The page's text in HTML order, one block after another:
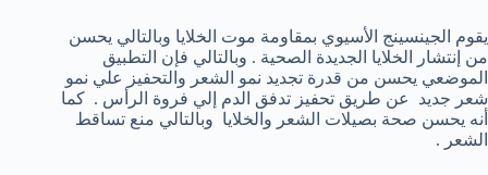
يقوم الجينسينج الأسيوي بمقاومة موت الخلايا وبالتالي يحسن
من إنتشار الخلايا الجديدة الصحية . وبالتالي فإن التطبيق
الموضعي يحسن من قدرة تجديد نمو الشعر والتحفيز علي نمو
شعر جديد عن طريق تحفيز تدفق الدم إلي فروة الرأس . كما
أنه يحسن صحة بصيلات الشعر والخلايا وبالتالي منع تساقط
الشعر .